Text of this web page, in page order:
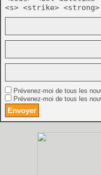
<s> <strike> <strong>
Prévenez-moi de tous les
Prévenez-moi de tous les